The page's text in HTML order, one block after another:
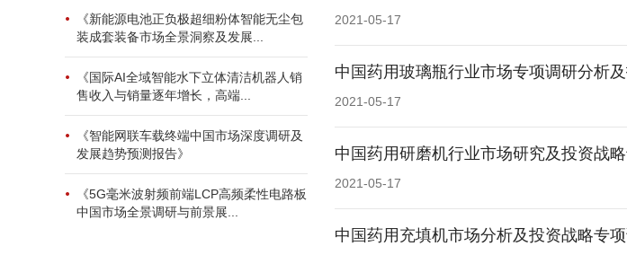
《新能源电池正负极超细粉体智能无尘包
装成套装备市场全景洞察及发展...
《国际AI全域智能水下立体清洁机器人销
售收入与销量逐年增长，高端...
《智能网联车载终端中国市场深度调研及
发展趋势预测报告》
《5G毫米波射频前端LCP高频柔性电路板
中国市场全景调研与前景展...
2021-05-17
中国药用玻璃瓶行业市场专项调研分析
2021-05-17
中国药用研磨机行业市场研究及投资战
2021-05-17
中国药用充填机市场分析及投资战略专